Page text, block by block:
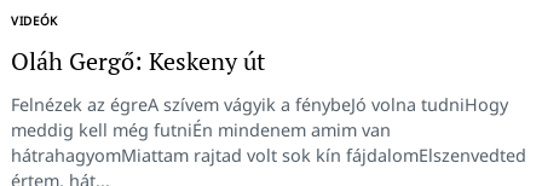
VIDEÓK
Oláh Gergő: Keskeny út
Felnézek az égreA szívem vágyik a fénybeJó volna tudniHogy
meddig kell még futniÉn mindenem amim van
hátrahagyomMiattam rajtad volt sok kín fájdalomElszenvedted
értem, hát...